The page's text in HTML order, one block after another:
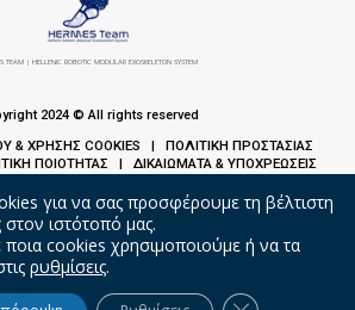
TEAM | HELLENIC ROBOTIC MODULAR EXOSKELETON SYSTEM
2024 © All rights reserved
& ΧΡΗΣΗΣ COOKIES | ΠΟΛΙΤΙΚΗ ΠΡΟΣΤΑΣΙΑΣ
ΠΟΙΟΤΗΤΑΣ | ΔΙΚΑΙΩΜΑΤΑ & ΥΠΟΧΡΕΩΣΕΙΣ
για να σας προσφέρουμε τη βέλτιστη
ιστότοπό μας.
cookies χρησιμοποιούμε ή να τα
ρυθμίσεις.